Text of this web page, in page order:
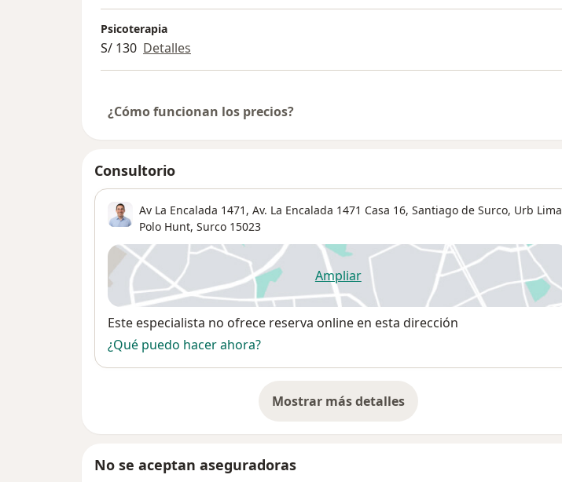
Psicoterapia
S/ 130 Detalles
¿Cómo funcionan los precios?
Consultorio
Av La Encalada 1471, Av. La Encalada 1471 Casa 16, Santiago de Surco, Urb Lima
Polo Hunt, Surco 15023
Ampliarse abre en una nueva pestaña
Disponibilidad
Este especialista no ofrece reserva online en esta dirección
¿Qué puedo hacer ahora?
Mostrar más detalles
sobre la dirección
No se aceptan aseguradoras